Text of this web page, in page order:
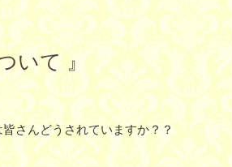
いて 』
さんどうされていますか？？